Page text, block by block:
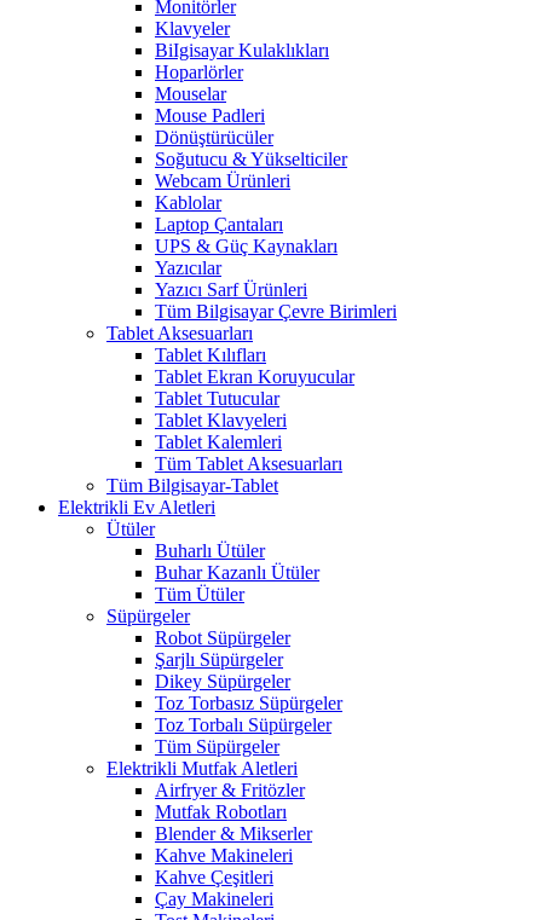
Monitörler
Klavyeler
BiIgisayar Kulaklıkları
Hoparlörler
Mouselar
Mouse Padleri
Dönüştürücüler
Soğutucu & Yükselticiler
Webcam Ürünleri
Kablolar
Laptop Çantaları
UPS & Güç Kaynakları
Yazıcılar
Yazıcı Sarf Ürünleri
Tüm Bilgisayar Çevre Birimleri
Tablet Aksesuarları
Tablet Kılıfları
Tablet Ekran Koruyucular
Tablet Tutucular
Tablet Klavyeleri
Tablet Kalemleri
Tüm Tablet Aksesuarları
Tüm Bilgisayar-Tablet
Elektrikli Ev Aletleri
Ütüler
Buharlı Ütüler
Buhar Kazanlı Ütüler
Tüm Ütüler
Süpürgeler
Robot Süpürgeler
Şarjlı Süpürgeler
Dikey Süpürgeler
Toz Torbasız Süpürgeler
Toz Torbalı Süpürgeler
Tüm Süpürgeler
Elektrikli Mutfak Aletleri
Airfryer & Fritözler
Mutfak Robotları
Blender & Mikserler
Kahve Makineleri
Kahve Çeşitleri
Çay Makineleri